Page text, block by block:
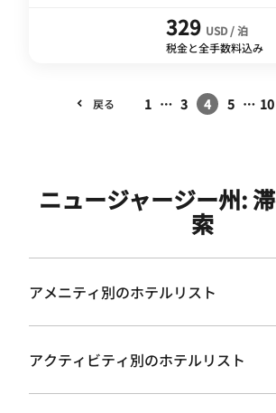
329 USD / 泊
税金と全手数料込み
戻る 1 … 3 4 5 … 10
ニュージャージー州:
索
アメニティ別のホテルリスト
アクティビティ別のホテルリスト